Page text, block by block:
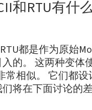
和RTU有什
都是作为原始
的。 这两种变体
常相似。 它们都
将在下面讨论的